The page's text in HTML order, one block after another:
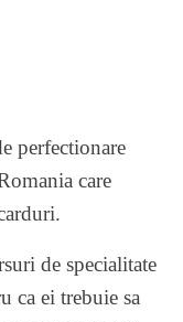
perfectionare
care
de specialitate
ca ei trebuie sa